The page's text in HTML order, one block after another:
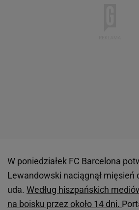
W poniedziałek FC Barcelona
Lewandowski naciągnął mięsień
uda. Według hiszpańskich
na boisku przez około 14 dni.